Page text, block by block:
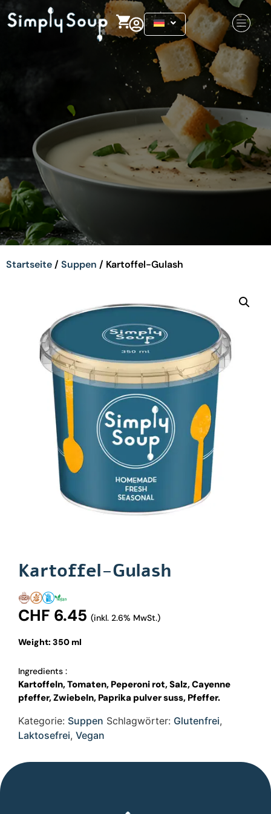
Startseite / Suppen / Kartoffel-Gulash
Kartoffel-Gulash
CHF 6.45 (inkl. 2.6% MwSt.)
Weight: 350 ml
Ingredients :
Kartoffeln, Tomaten, Peperoni rot, Salz, Cayenne
pfeffer, Zwiebeln, Paprika pulver suss, Pfeffer.
Kategorie: Suppen Schlagwörter: Glutenfrei,
Laktosefrei, Vegan